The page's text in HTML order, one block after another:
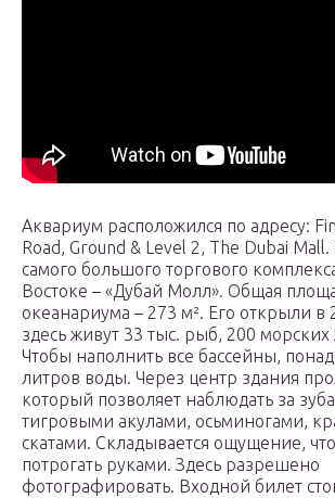
Аквариум расположился по адресу:
Road, Ground & Level 2, The Dubai Mall.
самого большого торгового
Востоке – «Дубай Молл». Общая
океанариума – 273 м². Его открыли в
здесь живут 33 тыс. рыб, 200
Чтобы наполнить все бассейны,
литров воды. Через центр здания
который позволяет наблюдать за
тигровыми акулами, осьминогами,
скатами. Складывается ощущение,
потрогать руками. Здесь разрешено
фотографировать. Входной билет